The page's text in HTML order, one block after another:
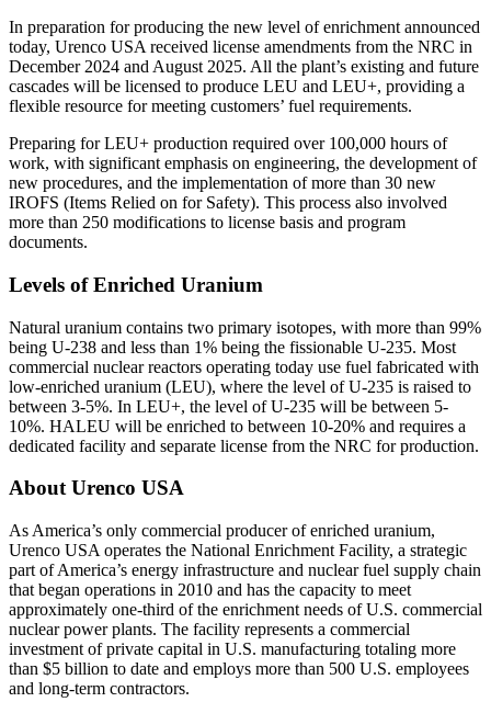
In preparation for producing the new level of enrichment announced
today, Urenco USA received license amendments from the NRC in
December 2024 and August 2025. All the plant’s existing and future
cascades will be licensed to produce LEU and LEU+, providing a
flexible resource for meeting customers’ fuel requirements.
Preparing for LEU+ production required over 100,000 hours of
work, with significant emphasis on engineering, the development of
new procedures, and the implementation of more than 30 new
IROFS (Items Relied on for Safety). This process also involved
more than 250 modifications to license basis and program
documents.
Levels of Enriched Uranium
Natural uranium contains two primary isotopes, with more than 99%
being U-238 and less than 1% being the fissionable U-235. Most
commercial nuclear reactors operating today use fuel fabricated with
low-enriched uranium (LEU), where the level of U-235 is raised to
between 3-5%. In LEU+, the level of U-235 will be between 5-
10%. HALEU will be enriched to between 10-20% and requires a
dedicated facility and separate license from the NRC for production.
About Urenco USA
As America’s only commercial producer of enriched uranium,
Urenco USA operates the National Enrichment Facility, a strategic
part of America’s energy infrastructure and nuclear fuel supply chain
that began operations in 2010 and has the capacity to meet
approximately one-third of the enrichment needs of U.S. commercial
nuclear power plants. The facility represents a commercial
investment of private capital in U.S. manufacturing totaling more
than $5 billion to date and employs more than 500 U.S. employees
and long-term contractors.